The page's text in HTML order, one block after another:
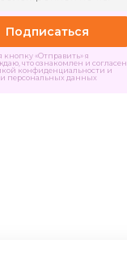
Подписаться
«Отправить» я
что ознакомлен и согласен
конфиденциальности и
персональных данных